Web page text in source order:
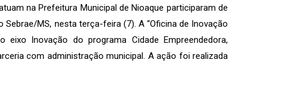
na Prefeitura Municipal de Nioaque participaram de
MS, nesta terça-feira (7). A “Oficina de Inovação
Inovação do programa Cidade Empreendedora,
com administração municipal. A ação foi realizada